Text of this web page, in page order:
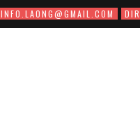
INFO.LAONG@GMAIL.COM